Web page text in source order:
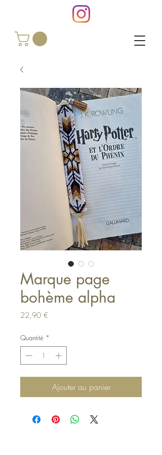
Marque page
bohème alpha
22,90 €Prix
Quantité *
Ajouter au panier